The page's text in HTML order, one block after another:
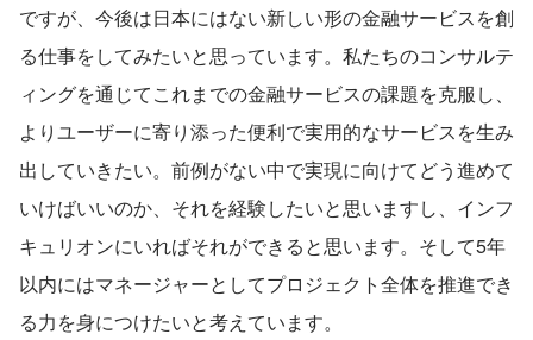
ですが、今後は日本にはない新しい形の金融サービスを創
る仕事をしてみたいと思っています。私たちのコンサルテ
ィングを通じてこれまでの金融サービスの課題を克服し、
よりユーザーに寄り添った便利で実用的なサービスを生み
出していきたい。前例がない中で実現に向けてどう進めて
いけばいいのか、それを経験したいと思いますし、インフ
キュリオンにいればそれができると思います。そして5年
以内にはマネージャーとしてプロジェクト全体を推進でき
る力を身につけたいと考えています。